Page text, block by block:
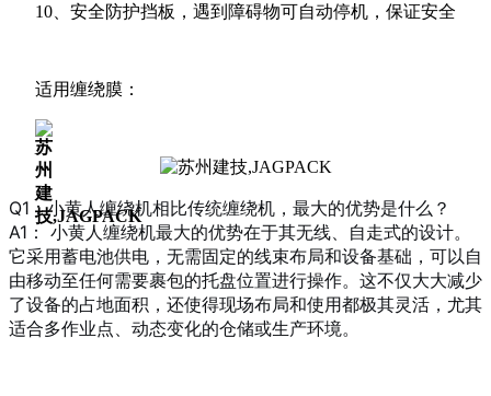
10、安全防护挡板，遇到障碍物可自动停机，保证安全
适用缠绕膜：
Q1：小黄人缠绕机相比传统缠绕机，最大的优势是什么？
A1： 小黄人缠绕机最大的优势在于其无线、自走式的设计。
它采用蓄电池供电，无需固定的线束布局和设备基础，可以自
由移动至任何需要裹包的托盘位置进行操作。这不仅大大减少
了设备的占地面积，还使得现场布局和使用都极其灵活，尤其
适合多作业点、动态变化的仓储或生产环境。